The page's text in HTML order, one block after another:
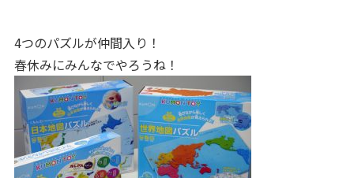
4つのパズルが仲間入り！
春休みにみんなでやろうね！